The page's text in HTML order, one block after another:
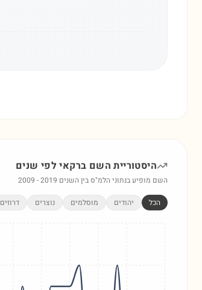
היסטוריית השם ברקאילפי שנים
השם מופיע בנתוני הלמ"ס בין השנים 2009 -2019
הכל יהודים מוסלמים נוצרים דרוזים